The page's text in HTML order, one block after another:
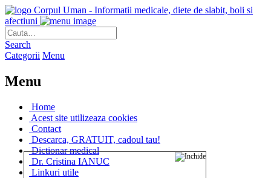
Corpul Uman - Informatii medicale, diete de slabit, boli si
afectiuni
Search
Categorii Menu
Menu
Home
Acest site utilizeaza cookies
Contact
Descarca, GRATUIT, cadoul tau!
Dictionar medical
Dr. Cristina IANUC
Linkuri utile